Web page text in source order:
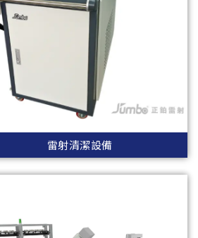
雷射清潔設備